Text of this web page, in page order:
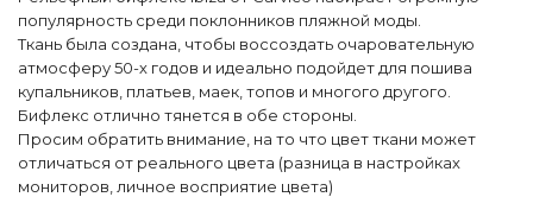
популярность среди поклонников пляжной моды.
Ткань была создана, чтобы воссоздать очаровательную
атмосферу 50-х годов и идеально подойдет для пошива
купальников, платьев, маек, топов и многого другого.
Бифлекс отлично тянется в обе стороны.
Просим обратить внимание, на то что цвет ткани может
отличаться от реального цвета (разница в настройках
мониторов, личное восприятие цвета)